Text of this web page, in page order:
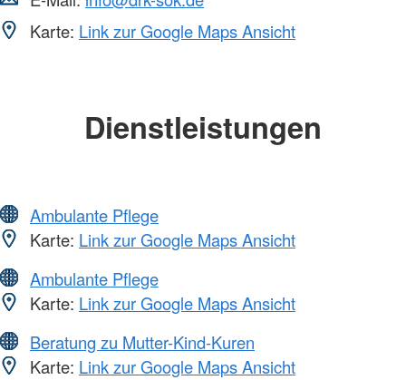
Karte: Link zur Google Maps Ansicht
Dienstleistungen
Ambulante Pflege
Karte: Link zur Google Maps Ansicht
Ambulante Pflege
Karte: Link zur Google Maps Ansicht
Beratung zu Mutter-Kind-Kuren
Karte: Link zur Google Maps Ansicht